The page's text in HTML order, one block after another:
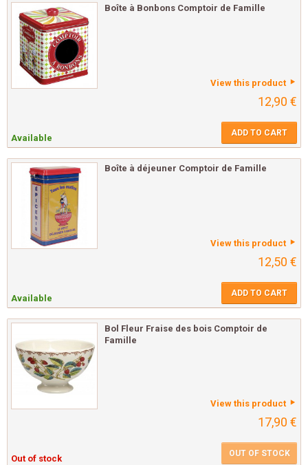
Boîte à Bonbons Comptoir de Famille
View this product
12,90 €
Available ADD TO CART
Boîte à déjeuner Comptoir de Famille
View this product
12,50 €
Available ADD TO CART
Bol Fleur Fraise des bois Comptoir de
Famille
View this product
17,90 €
Out of stock OUT OF STOCK